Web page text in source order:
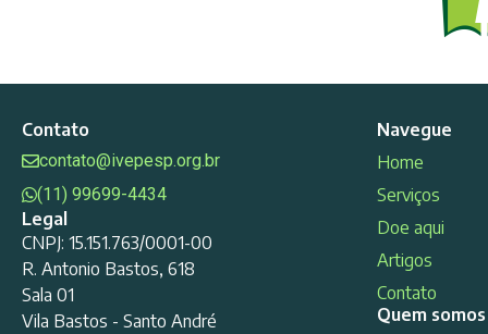
Contato
contato@ivepesp.org.br
(11) 99699-4434
Legal
CNPJ: 15.151.763/0001-00
R. Antonio Bastos, 618
Sala 01
Vila Bastos - Santo André
Navegue
Home
Serviços
Doe aqui
Artigos
Contato
Quem somos